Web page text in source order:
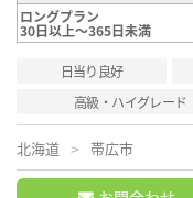
ロングプラン
30日以上～365日未満
日当り良好
高級・ハイグレード
北海道 帯広市